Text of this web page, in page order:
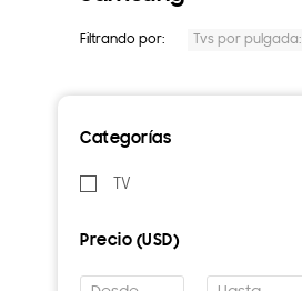
Filtrando por: Tvs por pulgada:
Categorías
TV
Precio (USD)